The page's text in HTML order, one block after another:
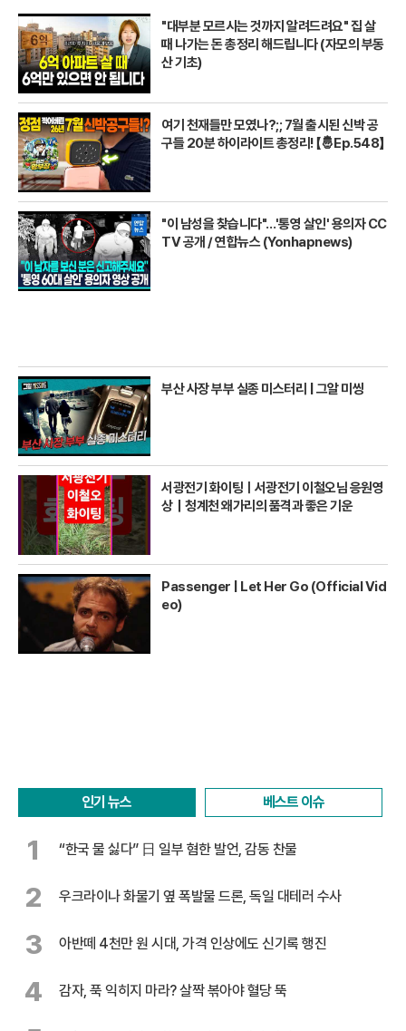
"대부분 모르시는 것까지 알려드려요" 집 살
때 나가는 돈 총정리 해드립니다 (자모의 부동
산 기초)
여기 천재들만 모였나?;; 7월 출시된 신박 공
구들 20분 하이라이트 총정리! 【🤴Ep.548】
"이 남성을 찾습니다"…'통영 살인' 용의자 CC
TV 공개 / 연합뉴스 (Yonhapnews)
부산 사장 부부 실종 미스터리 | 그알 미씽
서광전기 화이팅ㅣ서광전기 이철오님 응원영
상｜청계천 왜가리의 품격과 좋은 기운
Passenger | Let Her Go (Official Vid
eo)
인기 뉴스 베스트 이슈
1 “한국 물 싫다” 日 일부 혐한 발언, 감동 찬물
2 우크라이나 화물기 옆 폭발물 드론, 독일 대테러 수사
3 아반떼 4천만 원 시대, 가격 인상에도 신기록 행진
4 감자, 푹 익히지 마라? 살짝 볶아야 혈당 뚝